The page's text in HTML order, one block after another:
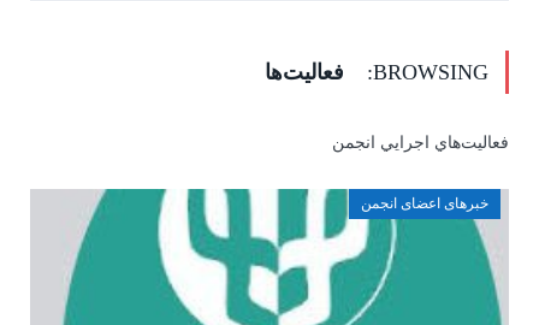
BROWSING: فعالیت‌ها
فعاليت‌هاي اجرايي انجمن
خبرهای اعضای انجمن